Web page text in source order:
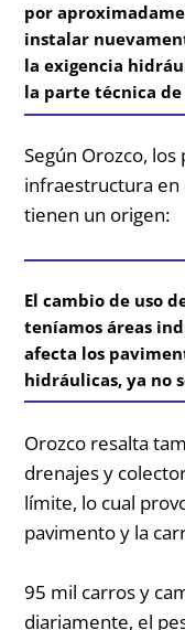
por
instalar
la exigencia
la parte técnica
Según Orozco,
infraestructura en
tienen un origen:
El cambio de uso
teníamos áreas
afecta los
hidráulicas, ya no
Orozco resalta
drenajes y
límite, lo cual
pavimento y la
95 mil carros y
diariamente, el